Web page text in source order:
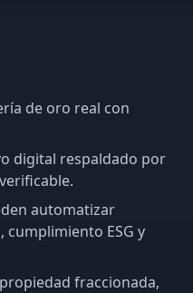
de oro real con
digital respaldado por
automatizar
ESG y
fraccionada,